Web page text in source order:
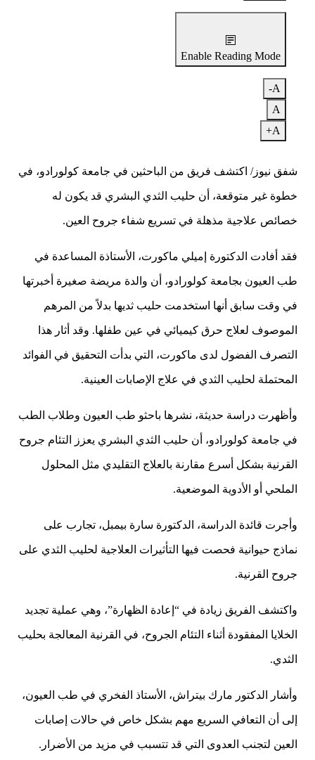
Enable Reading Mode
A-
A
A+
شفق نيوز/ اكتشف فريق من الباحثين في جامعة كولورادو، في
خطوة غير متوقعة، أن حليب الثدي البشري قد يكون له
خصائص علاجية مذهلة في تسريع شفاء جروح العين.
فقد أفادت الدكتورة إميلي ماكورت، الأستاذة المساعدة في
طب العيون بجامعة كولورادو، أن والدة مريضة صغيرة أخبرتها
في وقت سابق أنها استخدمت حليب ثديها بدلاً من المرهم
الموصوف لعلاج حرق كيميائي في عين طفلها. وقد أثار هذا
التصرف الفضول لدى ماكورت، التي بدأت التحقيق في الفوائد
المحتملة لحليب الثدي في علاج الإصابات العينية.
وأظهرت دراسة حديثة، نشرها باحثو طب العيون وطلاب الطب
في جامعة كولورادو، أن حليب الثدي البشري يعزز التئام جروح
القرنية بشكل أسرع مقارنة بالعلاج التقليدي مثل المحلول
الملحي أو الأدوية الموضعية.
وأجرت قائدة الدراسة، الدكتورة سارة بيمبل، تجارب على
نماذج حيوانية فحصت فيها التأثيرات العلاجية لحليب الثدي على
جروح القرنية.
واكتشف الفريق زيادة في “إعادة الظهارة”، وهي عملية تجديد
الخلايا المفقودة أثناء التئام الجروح، في القرنية المعالجة بحليب
الثدي.
وأشار الدكتور مارك بيتراش، الأستاذ الفخري في طب العيون،
إلى أن التعافي السريع مهم بشكل خاص في حالات إصابات
العين لتجنب العدوى التي قد تتسبب في مزيد من الأضرار.